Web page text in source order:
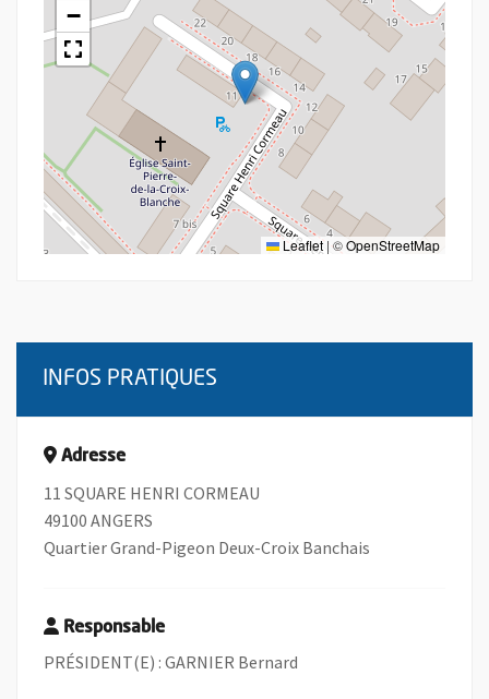
−
Leaflet | ©OpenStreetMap
INFOS PRATIQUES
Adresse
11 SQUARE HENRI CORMEAU
49100 ANGERS
Quartier Grand-Pigeon Deux-Croix Banchais
Responsable
PRÉSIDENT(E) : GARNIER Bernard